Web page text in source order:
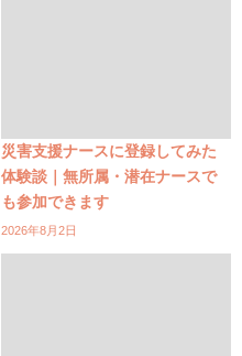
災害支援ナースに登録してみた
体験談｜無所属・潜在ナースで
も参加できます
2026年8月2日